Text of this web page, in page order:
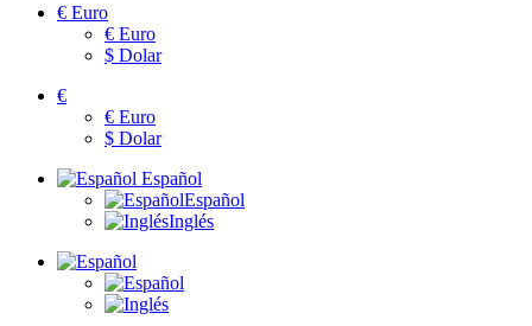
€ Euro
€ Euro
$ Dolar
€
€ Euro
$ Dolar
Español
Español
Inglés